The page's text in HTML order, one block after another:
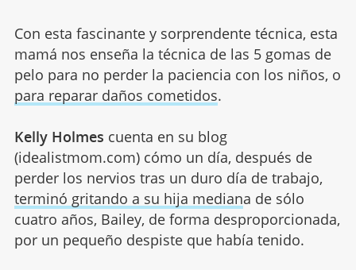
Con esta fascinante y sorprendente técnica, esta
mamá nos enseña la técnica de las 5 gomas de
pelo para no perder la paciencia con los niños, o
para reparar daños cometidos.
Kelly Holmes cuenta en su blog
(idealistmom.com) cómo un día, después de
perder los nervios tras un duro día de trabajo,
terminó gritando a su hija mediana de sólo
cuatro años, Bailey, de forma desproporcionada,
por un pequeño despiste que había tenido.